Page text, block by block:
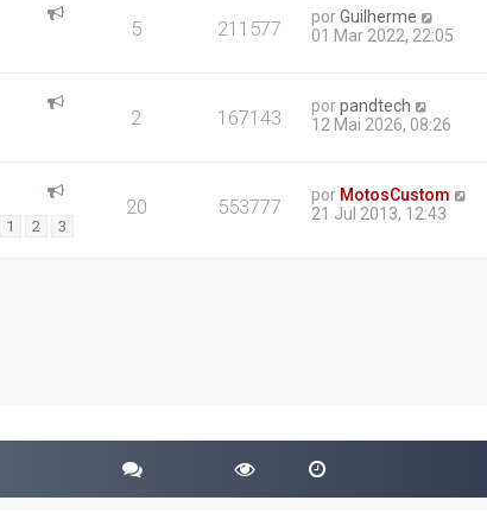
5 211577 porGuilherme
01 Mar 2022, 22:05
2 167143 porpandtech
12 Mai 2026, 08:26
1 2 3
20 553777 por MotosCustom
21 Jul 2013, 12:43